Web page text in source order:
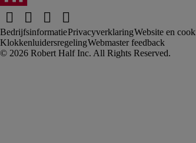
BedrijfsinformatiePrivacyverklaringWebsite en
KlokkenluidersregelingWebmaster feedback